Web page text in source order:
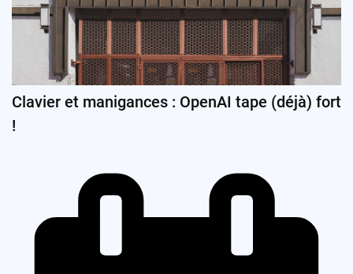
Clavier et manigances : OpenAI tape (déjà) fort
!